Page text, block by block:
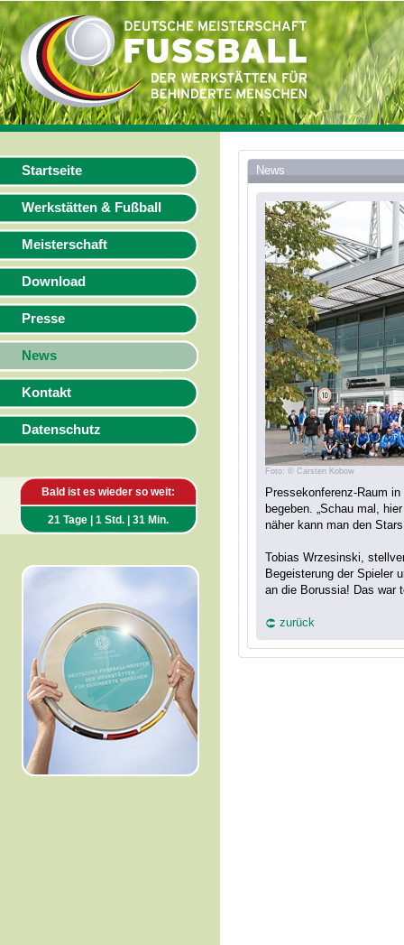
Startseite
Werkstätten & Fußball
Meisterschaft
Download
Presse
News
Kontakt
Datenschutz
Bald ist es wieder so weit:
21 Tage | 1 Std. | 31 Min.
News
Foto: © Carsten Kobow
Pressekonferenz-Raum
begeben. „Schau mal,
näher kann man den
Tobias Wrzesinski,
Begeisterung der Spieler
an die Borussia! Das war
zurück